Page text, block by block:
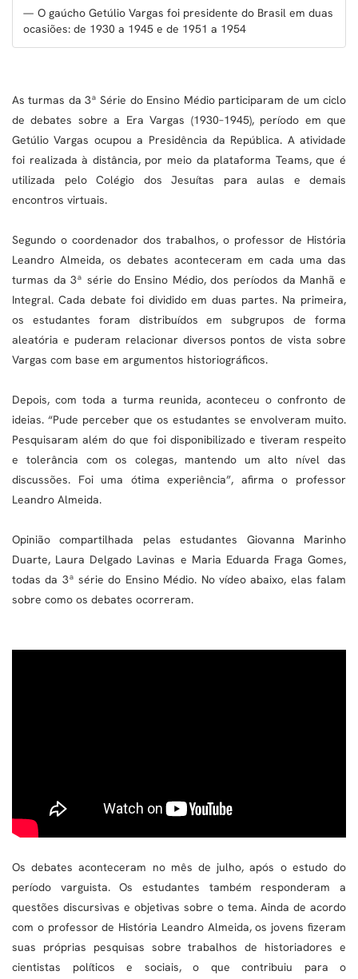
O gaúcho Getúlio Vargas foi presidente do Brasil em duas
ocasiões: de 1930 a 1945 e de 1951 a 1954
As turmas da 3ª Série do Ensino Médio participaram de um ciclo
de debates sobre a Era Vargas (1930–1945), período em que
Getúlio Vargas ocupou a Presidência da República. A atividade
foi realizada à distância, por meio da plataforma Teams, que é
utilizada pelo Colégio dos Jesuítas para aulas e demais
encontros virtuais.
Segundo o coordenador dos trabalhos, o professor de História
Leandro Almeida, os debates aconteceram em cada uma das
turmas da 3ª série do Ensino Médio, dos períodos da Manhã e
Integral. Cada debate foi dividido em duas partes. Na primeira,
os estudantes foram distribuídos em subgrupos de forma
aleatória e puderam relacionar diversos pontos de vista sobre
Vargas com base em argumentos historiográficos.
Depois, com toda a turma reunida, aconteceu o confronto de
ideias. “Pude perceber que os estudantes se envolveram muito.
Pesquisaram além do que foi disponibilizado e tiveram respeito
e tolerância com os colegas, mantendo um alto nível das
discussões. Foi uma ótima experiência”, afirma o professor
Leandro Almeida.
Opinião compartilhada pelas estudantes Giovanna Marinho
Duarte, Laura Delgado Lavinas e Maria Eduarda Fraga Gomes,
todas da 3ª série do Ensino Médio. No vídeo abaixo, elas falam
sobre como os debates ocorreram.
Os debates aconteceram no mês de julho, após o estudo do
período varguista. Os estudantes também responderam a
questões discursivas e objetivas sobre o tema. Ainda de acordo
com o professor de História Leandro Almeida, os jovens fizeram
suas próprias pesquisas sobre trabalhos de historiadores e
cientistas políticos e sociais, o que contribuiu para o